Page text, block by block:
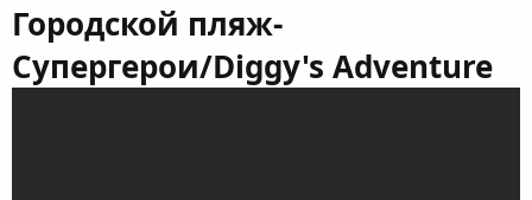
Городской пляж-
Супергерои/Diggy's Adventure